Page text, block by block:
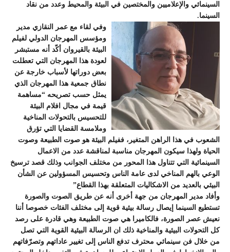
السينمائي والإعلاميين والمختصين في البيئة والمحيط وعدد من نقاد
السينما.
وفي لقاء مع عمر النقازي مدير
ومؤسس المهرجان الدولي لفيلم
البيئة بالقيروان أكّد أنه مستبشر
لعودة هذا المهرجان التي تعطلت
بعض دوراتها لأسباب خارجة عن
نطاق جمعية هذا المهرجان الذي
يمثل حسب تصريحه “مساهمة
قيمة في مجال افلام البيئة
للتحسيس بالتحولات المناخية
وملامسة القضايا التي تؤرق
الشعوب في هذا الراهن المتغير، ففيلم البيئة هو صوت الطبيعة وصوت
الحياة ولهذا سيكون المهرجان مناسبة لمناقشة عدد من الاعمال
السينمائية التي تتناول هذا المحور من مختلف الجوانب وذلك قصد ترسيخ
الوعي بالهم المناخي لدى عامة الناس وتحسيس المسؤولين عن الشأن
البيئي بالعديد من الاشكاليات المتعلقة بهذا القطاع”
وأفاد مدير المهرجان من جهة أخرى أنه عن طريق الصوت والصورة
تستطيع السينما إيصال رسالة بيئية قوية إلى مختلف الفئات خصوصا أننا
نعيش عصر الصورة، فالكاميرا هي صوت الطبيعة وهي قادرة على رصد
كل التحولات البيئية والمناخية ذلك ان الرسالة البيئية القوية التي تصل
من خلال فن سينمائي محترف تدفع الناس إلى تغيير عاداتهم وتصرّفاتهم